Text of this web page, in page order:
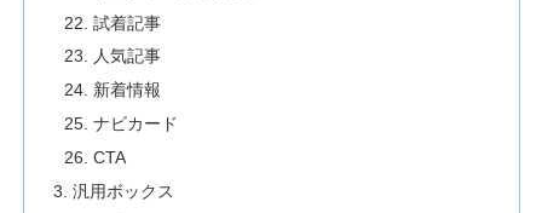
試着記事
人気記事
新着情報
ナビカード
CTA
汎用ボックス